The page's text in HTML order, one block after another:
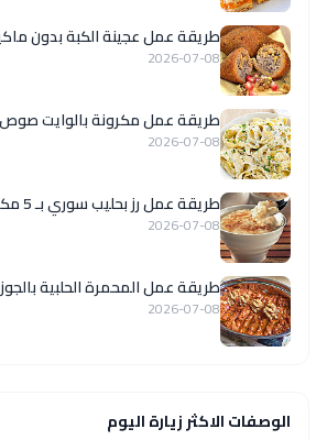
طريقة عمل عجينة الكبة بدون
2026-07-08
طريقة عمل مكرونة بالوايت
2026-07-08
طريقة عمل رز بحليب سوري بـ 5 مكونات
2026-07-08
طريقة عمل المحمرة الحلبية بالجوز
2026-07-08
الوصفات الاكثر زيارة اليوم